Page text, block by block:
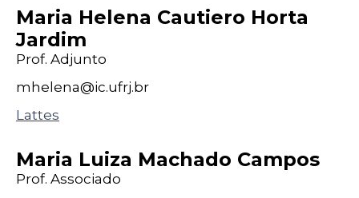
Maria Helena Cautiero Horta
Jardim
Prof. Adjunto
mhelena@ic.ufrj.br
Lattes
Maria Luiza Machado Campos
Prof. Associado